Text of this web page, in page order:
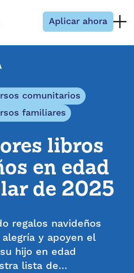
Aplicar ahora
comunitarios
familiares
libros
en edad
de 2025
regalos navideños
y apoyen el
hijo en edad
lista de…